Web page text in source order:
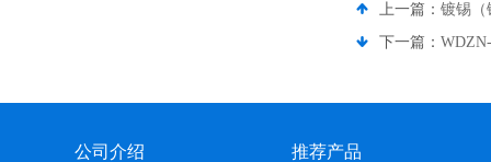
上一篇： 镀锡（
下一篇：
公司介绍 推荐产品